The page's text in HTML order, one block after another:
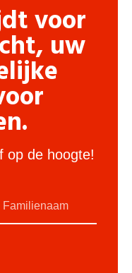
voor
uw
op de hoogte!